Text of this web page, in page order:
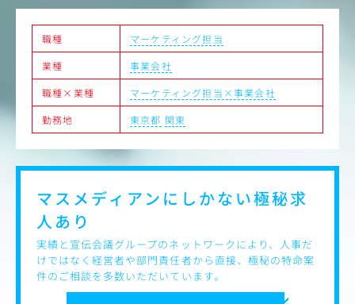
門横断で事業成長を牽引するポジションとして活躍いただ
くことを想定しています。
〈具体的な業務内容〉
●市場・競合・顧客の分析による機会・課題の発見
●各種マーケティング施策の効果検証
●TVCM・デジタル広告など広告投資の効果分析
●分析結果をもとにした課題抽出と改善施策の立案・実行
●データに基づくPDCAの提案 など
職種
マーケティング担当
業種
事業会社
職種×業種
マーケティング担当×事業会社
勤務地
東京都 関東
マスメディアンにしかない極秘求
人あり
実績と宣伝会議グループのネットワークにより、人事だ
けではなく経営者や部門責任者から直接、極秘の特命案
件のご相談を多数いただいています。